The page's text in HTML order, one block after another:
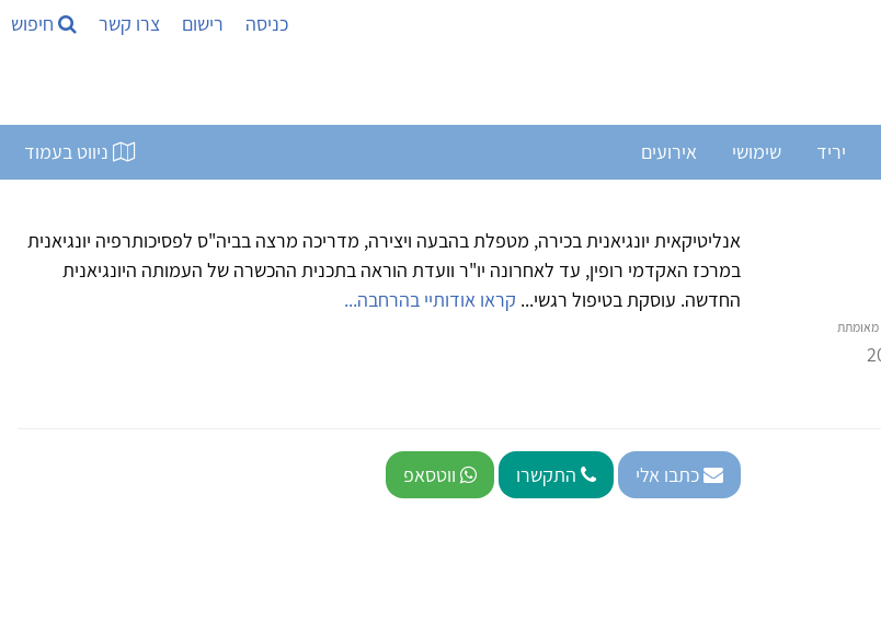
כניסה רישום צרו קשר חיפוש
יריד שימושי אירועים ניווט בעמוד
מאומתת
אנליטיקאית יונגיאנית בכירה, מטפלת בהבעה ויצירה, מדריכה מרצה בביה"ס לפסיכותרפיה יונגיאנית
במרכז האקדמי רופין, עד לאחרונה יו"ר וועדת הוראה בתכנית ההכשרה של העמותה היונגיאנית
החדשה. עוסקת בטיפול רגשי... קראו אודותיי בהרחבה...
כתבו אלי התקשרו ווטסאפ